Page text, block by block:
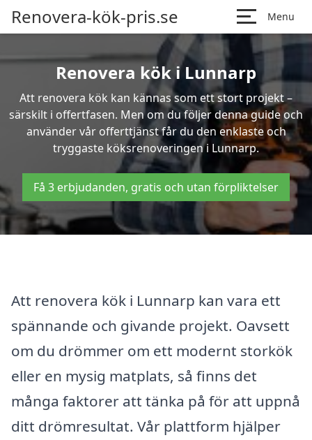
Renovera-kök-pris.se Menu
Renovera kök i Lunnarp
Att renovera kök kan kännas som ett stort projekt –
särskilt i offertfasen. Men om du följer denna guide och
använder vår offerttjänst får du den enklaste och
tryggaste köksrenoveringen i Lunnarp.
Få 3 erbjudanden, gratis och utan förpliktelser
Att renovera kök i Lunnarp kan vara ett
spännande och givande projekt. Oavsett
om du drömmer om ett modernt storkök
eller en mysig matplats, så finns det
många faktorer att tänka på för att uppnå
ditt drömresultat. Vår plattform hjälper